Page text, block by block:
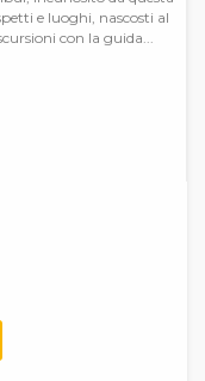
e luoghi, nascosti al
con la guida...